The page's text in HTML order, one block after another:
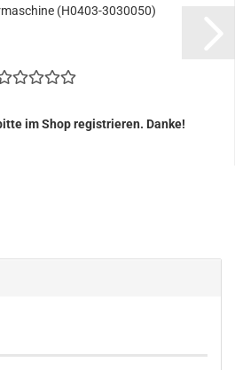
(H0403-3030050)
im Shop registrieren. Danke!